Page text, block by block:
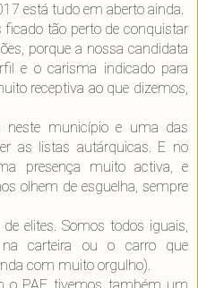
está tudo em aberto ainda.
tão perto de conquistar
porque a nossa candidata
e o carisma indicado para
receptiva ao que dizemos,
neste município e uma das
as listas autárquicas. E no
presença muito activa, e
olhem de esguelha, sempre
elites. Somos todos iguais,
carteira ou o carro que
com muito orgulho).